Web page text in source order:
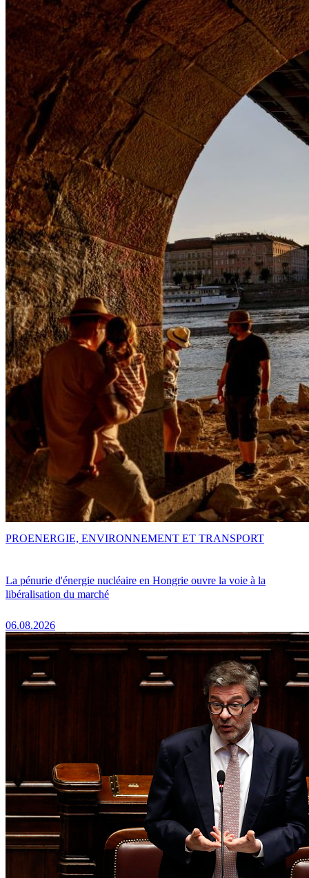
La pénurie d'énergie nucléaire en Hongrie ouvre la voie à la
libéralisation du marché
06.08.2026
PROENERGIE, ENVIRONNEMENT ET TRANSPORT